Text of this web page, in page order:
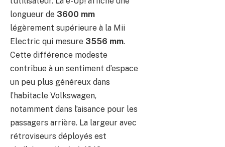
longueur de 3600 mm
légèrement supérieure à la Mii
Electric qui mesure 3556 mm.
Cette différence modeste
contribue à un sentiment d’espace
un peu plus généreux dans
l’habitacle Volkswagen,
notamment dans l’aisance pour les
passagers arrière. La largeur avec
rétroviseurs déployés est